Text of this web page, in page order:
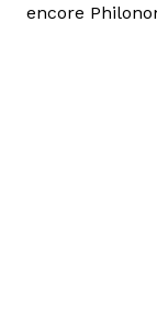
encore